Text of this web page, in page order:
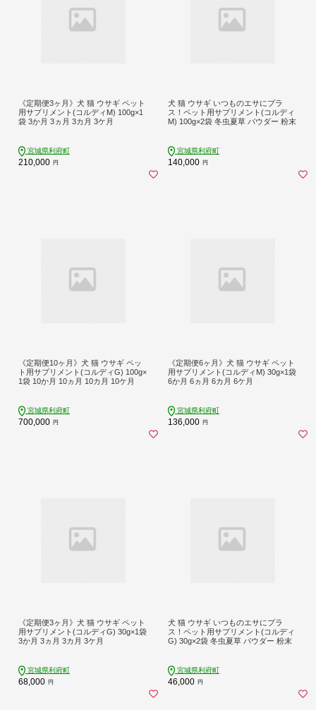
《定期便3ヶ月》犬 猫 ウサギ ペット
用サプリメント(コルディM) 100g×1
袋 3か月 3ヵ月 3カ月 3ケ月
宮城県利府町
210,000 円
犬 猫 ウサギ いつものエサにプラ
ス！ペット用サプリメント(コルディ
M) 100g×2袋 冬虫夏草 パウダー 粉末
宮城県利府町
140,000 円
《定期便10ヶ月》犬 猫 ウサギ ペッ
ト用サプリメント(コルディG) 100g×
1袋 10か月 10ヵ月 10カ月 10ケ月
宮城県利府町
700,000 円
《定期便6ヶ月》犬 猫 ウサギ ペット
用サプリメント(コルディM) 30g×1袋
6か月 6ヵ月 6カ月 6ケ月
宮城県利府町
136,000 円
《定期便3ヶ月》犬 猫 ウサギ ペット
用サプリメント(コルディG) 30g×1袋
3か月 3ヵ月 3カ月 3ケ月
宮城県利府町
68,000 円
犬 猫 ウサギ いつものエサにプラ
ス！ペット用サプリメント(コルディ
G) 30g×2袋 冬虫夏草 パウダー 粉末
宮城県利府町
46,000 円